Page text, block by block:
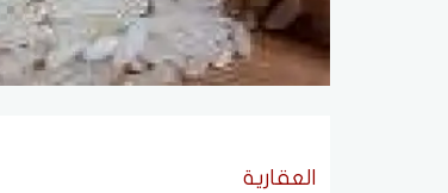
العقارية